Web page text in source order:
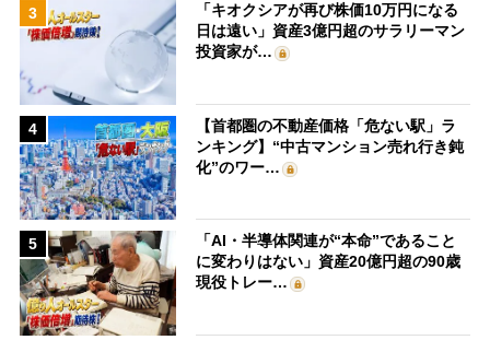
3
「キオクシアが再び株価10万円になる
日は遠い」資産3億円超のサラリーマン
投資家が…
4
【首都圏の不動産価格「危ない駅」ラ
ンキング】“中古マンション売れ行き鈍
化”のワー…
5
「AI・半導体関連が“本命”であること
に変わりはない」資産20億円超の90歳
現役トレー…